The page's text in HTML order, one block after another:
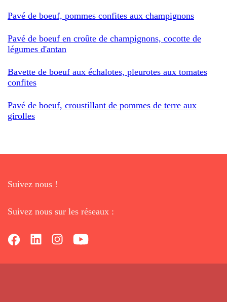
Pavé de boeuf, pommes confites aux champignons
Pavé de boeuf en croûte de champignons, cocotte de
légumes d'antan
Bavette de boeuf aux échalotes, pleurotes aux tomates
confites
Pavé de boeuf, croustillant de pommes de terre aux
girolles
Suivez nous !
Suivez nous sur les réseaux :